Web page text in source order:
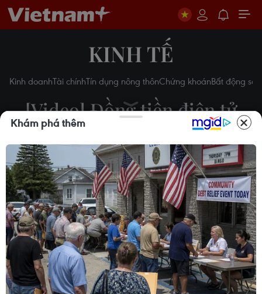
KINH TẾ
Kinh doanhTài chínhTín dụng nông thônChứng khoánBất động sản
[Video] Đồng tiền điện tử
Bitcoin lại lập mức giá cao
kỷ lục
17/02/2021 04:33
Theo dõi VietnamPlus
Tiền điện tử Bitcoin đã tiếp tục đà tăng giá mạnh
Khám phá thêm